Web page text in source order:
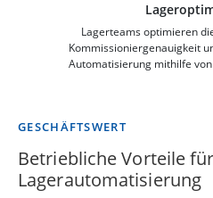
Lagerteams optimieren
Kommissioniergenauigkeit
Automatisierung mithilfe
GESCHÄFTSWERT
Betriebliche Vorteile
Lagerautomatisierung